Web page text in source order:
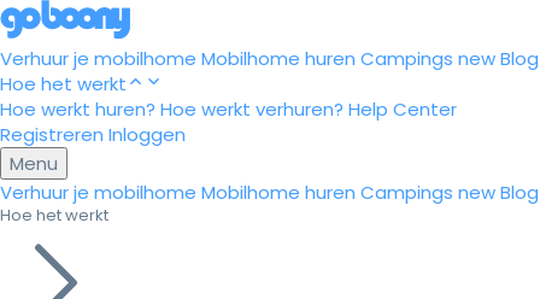
Verhuur je mobilhome Mobilhome huren Campings newBlog
Hoe het werkt
Hoe werkt huren? Hoe werkt verhuren? Help Center
Registreren Inloggen
Menu
Verhuur je mobilhome Mobilhome huren Campings newBlog
Hoe het werkt